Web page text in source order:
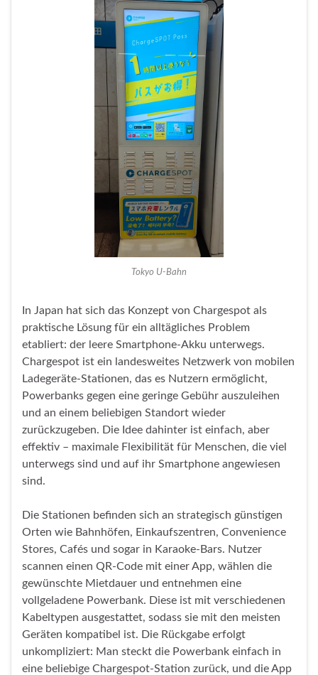
Tokyo U-Bahn
In Japan hat sich das Konzept von Chargespot als
praktische Lösung für ein alltägliches Problem
etabliert: der leere Smartphone-Akku unterwegs.
Chargespot ist ein landesweites Netzwerk von mobilen
Ladegeräte-Stationen, das es Nutzern ermöglicht,
Powerbanks gegen eine geringe Gebühr auszuleihen
und an einem beliebigen Standort wieder
zurückzugeben. Die Idee dahinter ist einfach, aber
effektiv – maximale Flexibilität für Menschen, die viel
unterwegs sind und auf ihr Smartphone angewiesen
sind.
Die Stationen befinden sich an strategisch günstigen
Orten wie Bahnhöfen, Einkaufszentren, Convenience
Stores, Cafés und sogar in Karaoke-Bars. Nutzer
scannen einen QR-Code mit einer App, wählen die
gewünschte Mietdauer und entnehmen eine
vollgeladene Powerbank. Diese ist mit verschiedenen
Kabeltypen ausgestattet, sodass sie mit den meisten
Geräten kompatibel ist. Die Rückgabe erfolgt
unkompliziert: Man steckt die Powerbank einfach in
eine beliebige Chargespot-Station zurück, und die App